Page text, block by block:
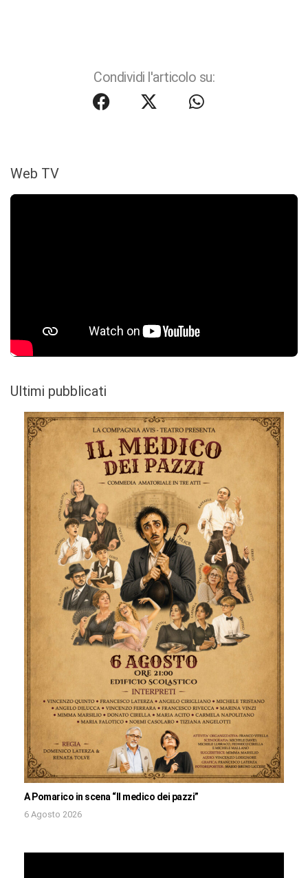
Condividi l'articolo su:
Web TV
Ultimi pubblicati
A Pomarico in scena “Il medico dei pazzi”
6 Agosto 2026